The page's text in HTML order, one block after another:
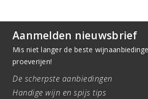
Aanmelden nieuwsbrief
Mis niet langer de beste
proeverijen!
De scherpste aanbiedingen
Handige wijn en spijs tips